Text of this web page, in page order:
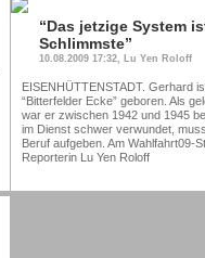
“Das jetzige System
Schlimmste”
10.08.2009 17:32, Lu Yen Roloff
EISENHÜTTENSTADT. Gerhard
“Bitterfelder Ecke” geboren. Als
war er zwischen 1942 und 1945
im Dienst schwer verwundet,
Beruf aufgeben. Am Wahlfahrt09-
Reporterin Lu Yen Roloff